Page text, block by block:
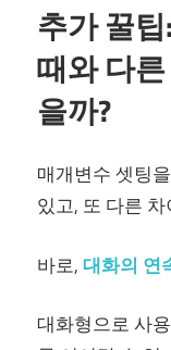
추가 꿀
때와 다
을까?
매개변수 셋팅
있고, 또 다른
바로,대화의 연
대화형으로 사